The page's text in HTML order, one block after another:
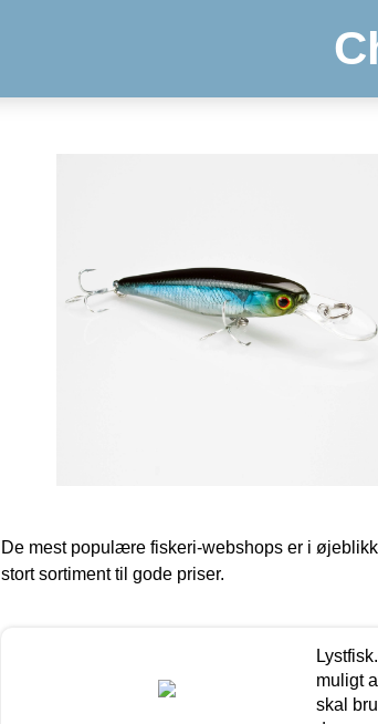
De mest populære fiskeri-webshops er i
stort sortiment til gode priser.
muligt
skal